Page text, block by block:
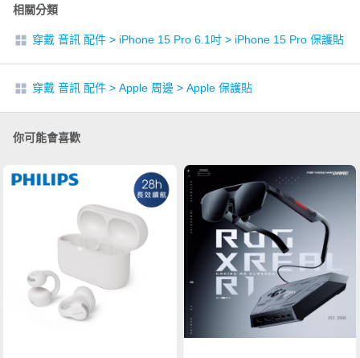
相關分類
穿戴 音訊 配件 > iPhone 15 Pro 6.1吋 > iPhone 15 Pro 保護貼
穿戴 音訊 配件 > Apple 周邊 > Apple 保護貼
你可能會喜歡